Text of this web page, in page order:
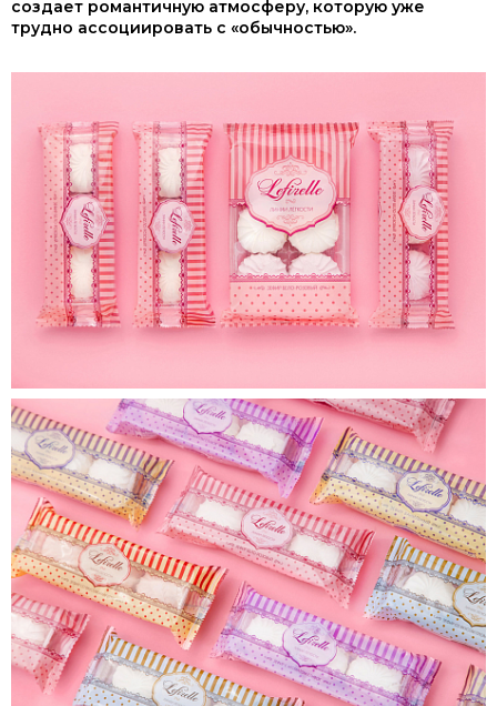
создает романтичную атмосферу, которую уже
трудно ассоциировать с «обычностью».